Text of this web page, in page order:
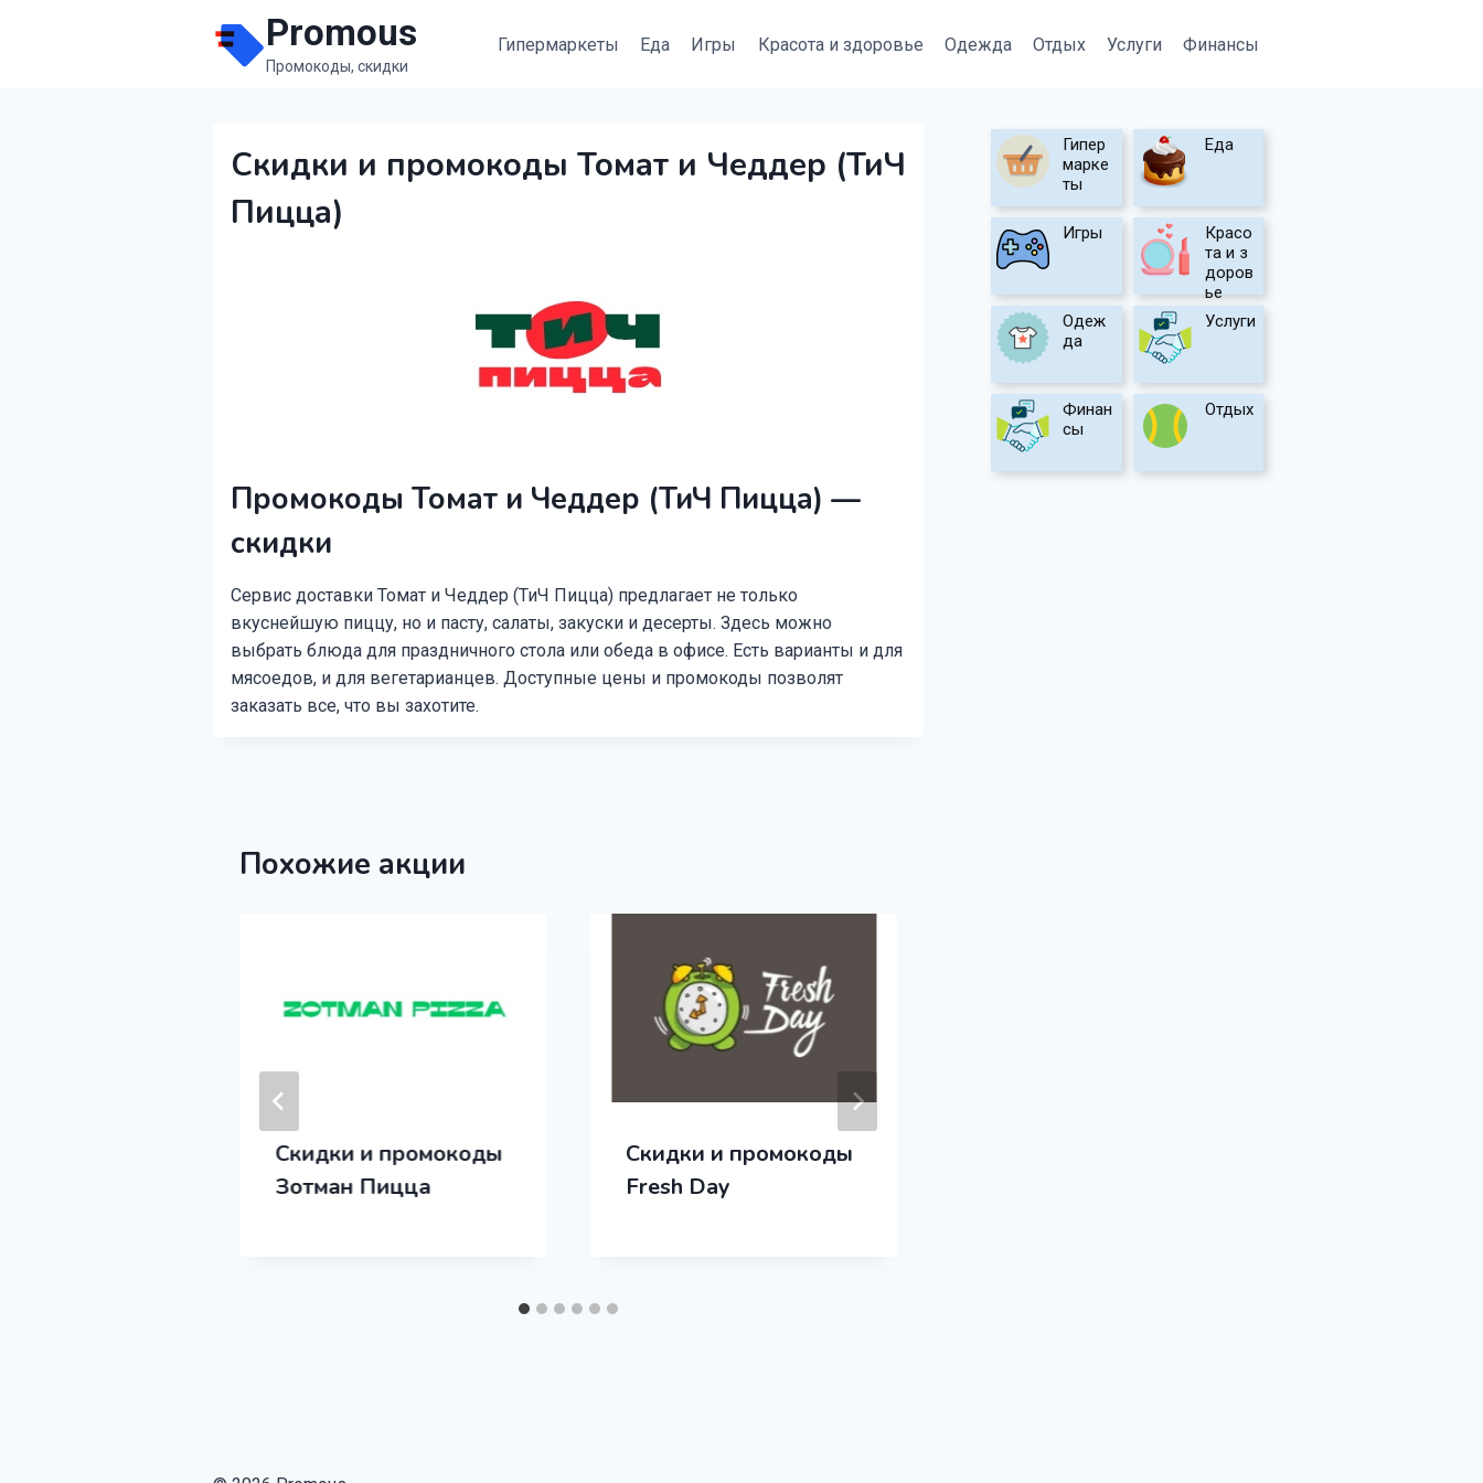
Promous
Промокоды, скидки
Гипермаркеты Еда Игры Красота и здоровье Одежда Отдых Услуги Финансы
Скидки и промокоды Томат и Чеддер (ТиЧ
Пицца)
Промокоды Томат и Чеддер (ТиЧ Пицца) —
скидки
Сервис доставки Томат и Чеддер (ТиЧ Пицца) предлагает не только
вкуснейшую пиццу, но и пасту, салаты, закуски и десерты. Здесь можно
выбрать блюда для праздничного стола или обеда в офисе. Есть варианты и для
мясоедов, и для вегетарианцев. Доступные цены и промокоды позволят
заказать все, что вы захотите.
Похожие акции
Скидки и промокоды
Зотман Пицца
Скидки и промокоды
Fresh Day
Гипер
марке
ты
Еда
Игры
Красо
та и з
доров
ье
Одеж
да
Услуги
Финан
сы
Отдых